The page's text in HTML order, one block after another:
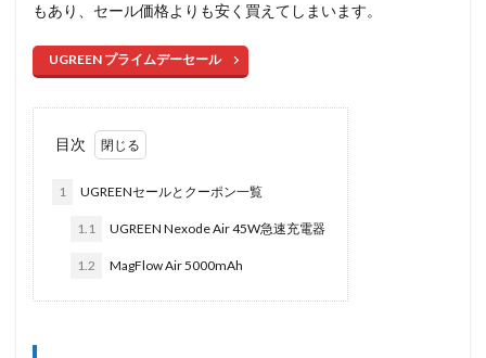
もあり、セール価格よりも安く買えてしまいます。
UGREEN プライムデーセール
目次
1 UGREENセールとクーポン一覧
1.1 UGREEN Nexode Air 45W急速充電器
1.2 MagFlow Air 5000mAh